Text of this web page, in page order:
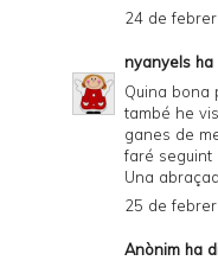
24 de
nyanyels ha
Quina bona
també he
ganes de
faré seguint
Una
25 de
Anònim ha